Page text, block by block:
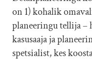
on 1) kohalik
planeeringu tellija –
kasusaaja ja
spetsialist, kes